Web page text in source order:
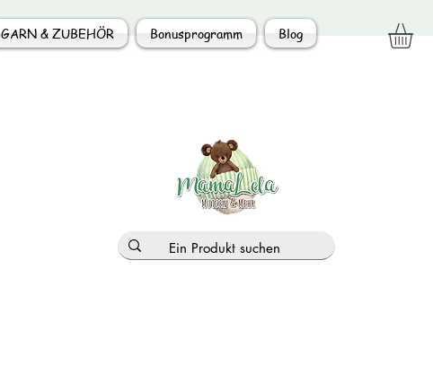
GARN & ZUBEHÖR Bonusprogramm Blog